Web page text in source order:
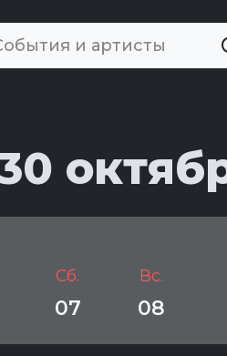
Сб.
07
Вс.
08